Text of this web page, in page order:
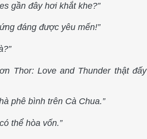
gần đây hơi khắt khe?”
đáng được yêu mến!”
Thor: Love and Thunder thật đấy
phê bình trên Cà Chua.”
thể hòa vốn.”